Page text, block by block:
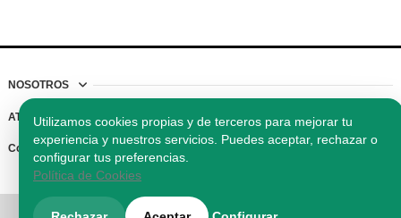
NOSOTROS
ATENCIÓN AL CLIENTE
Contacto
Utilizamos cookies propias y de terceros para mejorar tu
experiencia y nuestros servicios. Puedes aceptar, rechazar o
configurar tus preferencias.
Política de Cookies
© 2026 Reclamos Vigo SLU. Todos los derechos reservados.